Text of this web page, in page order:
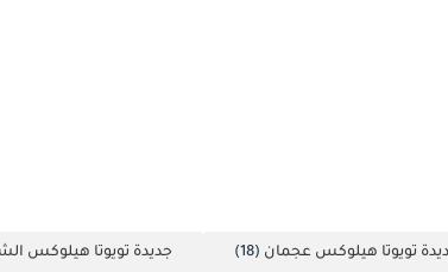
تويوتا هيلوكس عجمان (18) جديدة تويوتا هيلوكس